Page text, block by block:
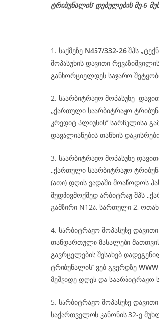
ტრიბუნალის’ დებულების მე-6
1. საქმეზე N457/332-26 შპს
მოპასუხის დავითი
განხორციელდეს საჯარო
2. საარბიტრაჟო მოპასუხე
,,ქართული საარბიტრაჟო
კრედიტ პლიუსის’’ სარჩელისა
დავალიანების თანხის
3. საარბიტრაჟო მოპასუხე
,,ქართული საარბიტრაჟო
(ათი) დღის ვადაში მოაწოდოს
მუდმივმოქმედ არბიტრაჟ შპს
გამზირი N12ა, სართული 2,
4. სარბიტრაჟო მოპასუხე
თანდართული მასალები
გავრცელების შესახებ
ტრიბუნალის’’ ვებ გვერდზე
მეშვიდე დღეს და
5. სარბიტრაჟო მოპასუხე
საქართველოს კანონის 32-ე